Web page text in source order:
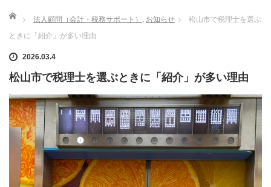
a
i
o
ホーム
法人顧問（会計・税務サポート） , お知らせ
松山市で税理士を選ぶ
ときに「紹介」が多い理由
2026.03.4
松山市で税理士を選ぶときに「紹介」が多い理由